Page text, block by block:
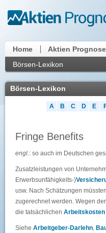
Home Aktien
Börsen-Lexikon
Börsen-Lexikon
A B C D E
Fringe Benefits
engl.: so auch im Deutschen
Zusatzleistungen von
Erwerbsunfähigkeits-)
usw. Nach Schätzungen
zugerechnet werden. Wegen
die tatsächlichen Arbeitskosten
Siehe Arbeitgeber-Darlehn,